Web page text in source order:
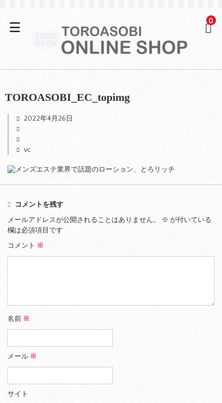
0
TOROASOBI_EC_topimg
2022年4月26日
vc
コメントを残す
メールアドレスが公開されることはありません。
※ が付いている
欄は必須項目です
コメント ※
名前 ※
メール ※
サイト